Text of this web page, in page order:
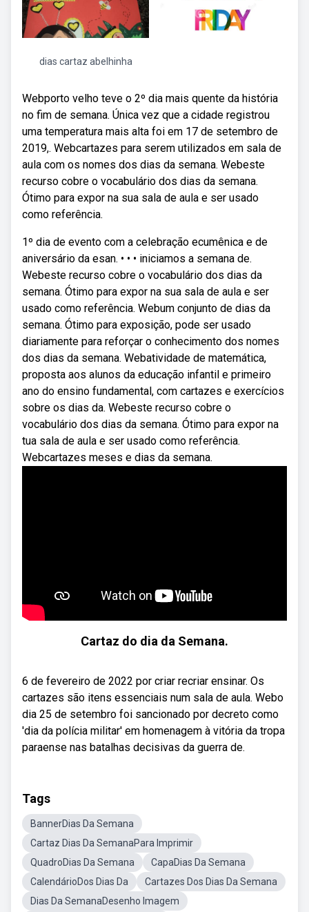
dias cartaz abelhinha
Webporto velho teve o 2º dia mais quente da história
no fim de semana. Única vez que a cidade registrou
uma temperatura mais alta foi em 17 de setembro de
2019,. Webcartazes para serem utilizados em sala de
aula com os nomes dos dias da semana. Webeste
recurso cobre o vocabulário dos dias da semana.
Ótimo para expor na sua sala de aula e ser usado
como referência.
1º dia de evento com a celebração ecumênica e de
aniversário da esan. • • • iniciamos a semana de.
Webeste recurso cobre o vocabulário dos dias da
semana. Ótimo para expor na sua sala de aula e ser
usado como referência. Webum conjunto de dias da
semana. Ótimo para exposição, pode ser usado
diariamente para reforçar o conhecimento dos nomes
dos dias da semana. Webatividade de matemática,
proposta aos alunos da educação infantil e primeiro
ano do ensino fundamental, com cartazes e exercícios
sobre os dias da. Webeste recurso cobre o
vocabulário dos dias da semana. Ótimo para expor na
tua sala de aula e ser usado como referência.
Webcartazes meses e dias da semana.
Cartaz do dia da Semana.
6 de fevereiro de 2022 por criar recriar ensinar. Os
cartazes são itens essenciais num sala de aula. Webo
dia 25 de setembro foi sancionado por decreto como
'dia da polícia militar' em homenagem à vitória da tropa
paraense nas batalhas decisivas da guerra de.
Tags
BannerDias Da Semana
Cartaz Dias Da SemanaPara Imprimir
QuadroDias Da Semana
CapaDias Da Semana
CalendárioDos Dias Da
Cartazes Dos Dias Da Semana
Dias Da SemanaDesenho Imagem